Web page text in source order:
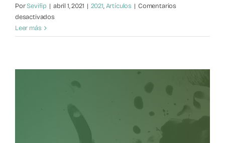
PorSevifip | abril 1, 2021 | 2021,Artículos | Comentarios
desactivadosen
de
y
Leer más